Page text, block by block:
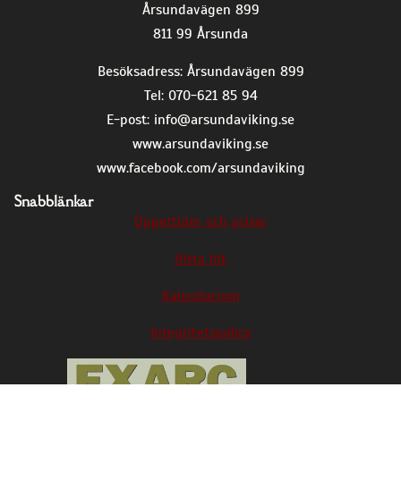
Årsundavägen 899
811 99 Årsunda
Besöksadress: Årsundavägen 899
Tel: 070-621 85 94
E-post: info@arsundaviking.se
www.arsundaviking.se
www.facebook.com/arsundaviking
Snabblänkar
Öppettider och priser
Hitta hit
Kalendarium
Integritetspolicy